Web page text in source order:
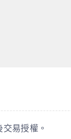
易授權。